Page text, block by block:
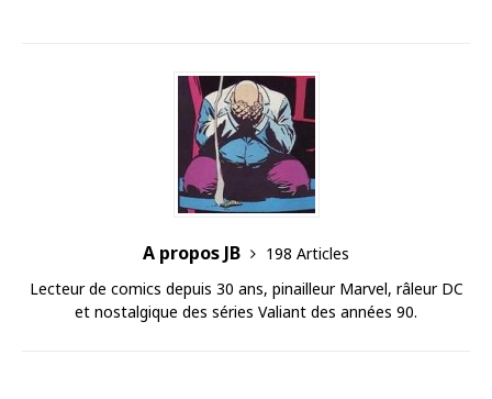
A propos JB
198 Articles
Lecteur de comics depuis 30 ans, pinailleur Marvel, râleur DC
et nostalgique des séries Valiant des années 90.